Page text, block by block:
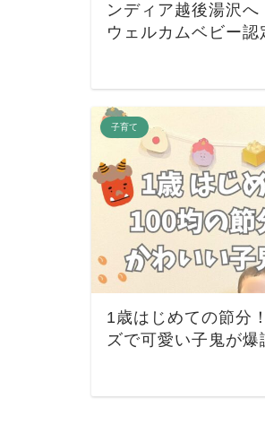
ンディア越後湯沢へ
ウェルカムベビー
子育て
1歳はじめての節分
ズで可愛い子鬼が爆